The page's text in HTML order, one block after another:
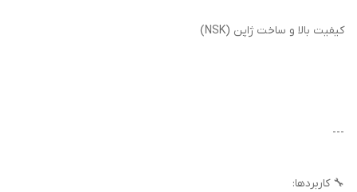
کیفیت بالا و ساخت ژاپن (NSK)
---
🔧 کاربردها: